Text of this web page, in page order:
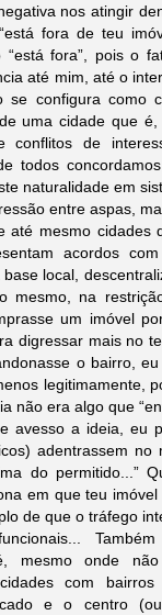
nos atingir
fora de teu
fora”, pois o
até mim, até o
se configura como
uma cidade que é,
conflitos de
todos
naturalidade em
entre aspas,
até mesmo cidades
acordos
base local,
mesmo, na
um imóvel
digressar mais no
o bairro,
legitimamente,
não era algo que
avesso a ideia, eu
adentrassem no
do permitido...”
em que teu
de que o tráfego
mesmo onde
com bairros
e o centro